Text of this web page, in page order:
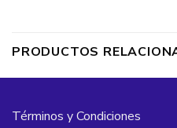
PRODUCTOS
Términos y Condiciones